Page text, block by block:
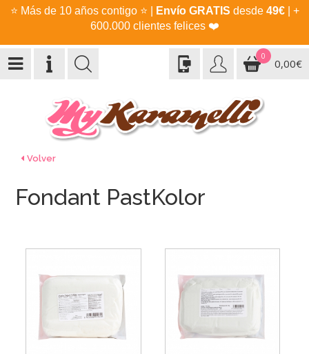
⭐ Más de 10 años contigo ⭐ Envío GRATIS desde 49€| +
600.000 clientes felices ❤️
0
0,00€
Volver
Fondant PastKolor